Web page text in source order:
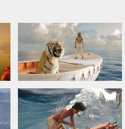
Latvia OU filiāle Latvijā
Khan,Raffe Spall,Gérard Depardieu
Twitter,Facebook